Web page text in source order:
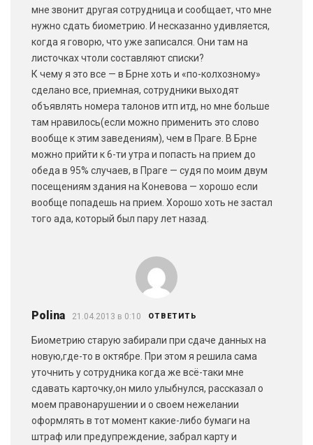
мне звонит другая сотрудница и сообщает, что мне
нужно сдать биометрию. И несказанно удивляется,
когда я говорю, что уже записался. Они там на
листочках чтоли составляют списки?
К чему я это все — в Брне хоть и «по-колхозному»
сделано все, приемная, сотрудники выходят
объявлять номера талонов итп итд, но мне больше
там нравилось(если можно применить это слово
вообще к этим заведениям), чем в Праге. В Брне
можно прийти к 6-ти утра и попасть на прием до
обеда в 95% случаев, в Праге — судя по моим двум
посещениям здания на Коневова — хорошо если
вообще попадешь на прием. Хорошо хоть не застал
того ада, который был пару лет назад.
Polina 21.04.2013 в 0:10 ОТВЕТИТЬ
Биометрию старую забирали при сдаче данных на
новую,где-то в октябре. При этом я решила сама
уточнить у сотрудника когда же всё-таки мне
сдавать карточку,он мило улыбнулся, рассказал о
моем правонарушении и о своем нежелании
оформлять в тот момент какие-либо бумаги на
штраф или предупреждение, забрал карту и